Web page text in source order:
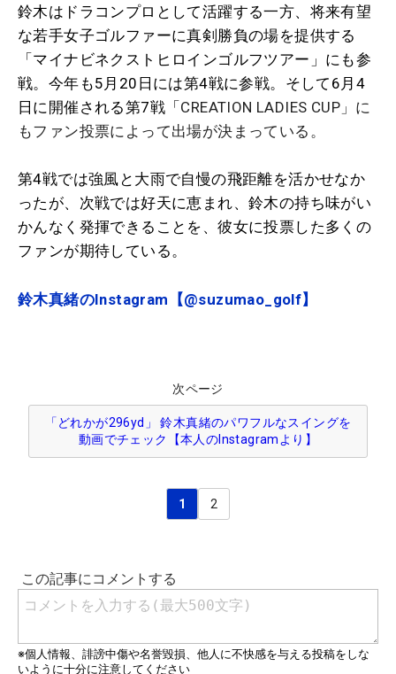
鈴木はドラコンプロとして活躍する一方、将来有望
な若手女子ゴルファーに真剣勝負の場を提供する
「マイナビネクストヒロインゴルフツアー」にも参
戦。今年も5月20日には第4戦に参戦。そして6月4
日に開催される第7戦「CREATION LADIES CUP」に
もファン投票によって出場が決まっている。
第4戦では強風と大雨で自慢の飛距離を活かせなか
ったが、次戦では好天に恵まれ、鈴木の持ち味がい
かんなく発揮できることを、彼女に投票した多くの
ファンが期待している。
鈴木真緒のInstagram【@suzumao_golf】
次ページ
「どれかが296yd」 鈴木真緒のパワフルなスイングを
動画でチェック【本人のInstagramより】
1 2